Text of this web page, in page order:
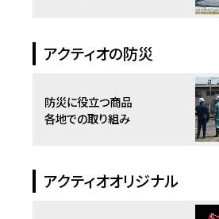
アクティオの防災
防災に役立つ商品
各地での取り組み
アクティオオリジナル